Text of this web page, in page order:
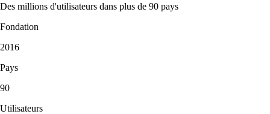
Des millions d'utilisateurs dans plus de 90 pays
Fondation
2016
Pays
90
Utilisateurs